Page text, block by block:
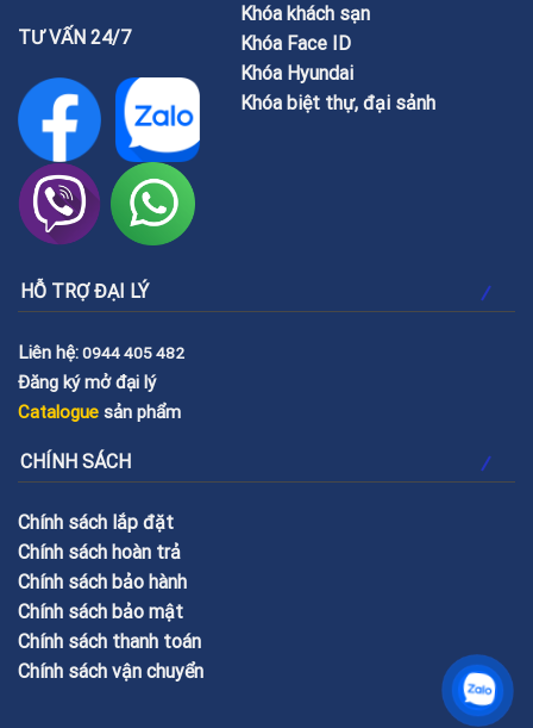
TƯ VẤN 24/7
Khóa khách sạn
Khóa Face ID
Khóa Hyundai
Khóa biệt thự, đại sảnh
HỖ TRỢ ĐẠI LÝ
Liên hệ:0944 405 482
Đăng ký mở đại lý
Catalogue sản phẩm
CHÍNH SÁCH
Chính sách lắp đặt
Chính sách hoàn trả
Chính sách bảo hành
Chính sách bảo mật
Chính sách thanh toán
Chính sách vận chuyển